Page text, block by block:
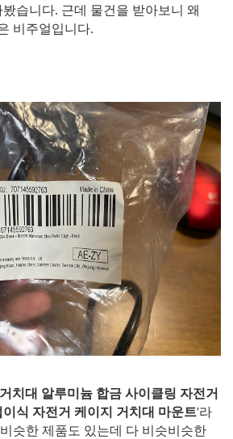
습니다. 근데 물건을 받아보니 왜
비주얼입니다.
치대 알루미늄 합금 사이클링 자전거
식 자전거 케이지 거치대 마운트'라
슷한 제품도 있는데 다 비슷비슷한